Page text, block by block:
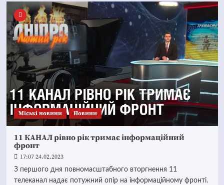
Mіські новини Новини
11 КАНАЛ рівно рік тримає інформаційний
фронт
17:07 24.02.2023
З першого дня повномасштабного вторгнення 11
телеканал надає потужний опір на інформаційному фронті.